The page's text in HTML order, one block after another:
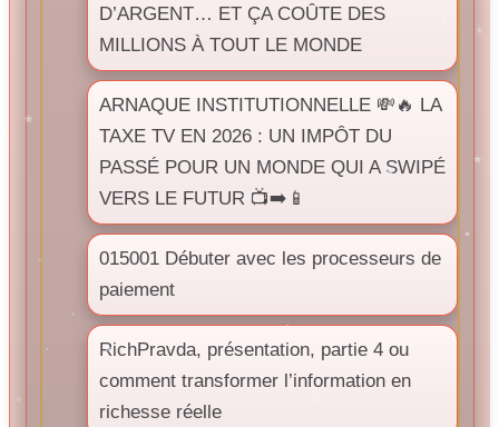
D’ARGENT… ET ÇA COÛTE DES
MILLIONS À TOUT LE MONDE
ARNAQUE INSTITUTIONNELLE 💸🔥 LA
TAXE TV EN 2026 : UN IMPÔT DU
PASSÉ POUR UN MONDE QUI A SWIPÉ
VERS LE FUTUR 📺➡️📱
015001 Débuter avec les processeurs de
paiement
RichPravda, présentation, partie 4 ou
comment transformer l’information en
richesse réelle